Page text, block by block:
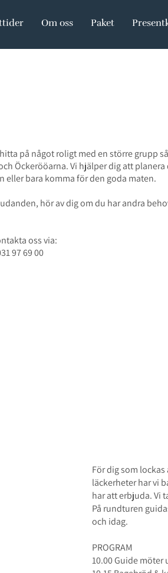
Om oss Paket
på något roligt med en större grupp
Öckerööarna. Vi hjälper dig att
eller bara komma för den goda maten.
hör av dig om du har andra
oss via:
97 69 00
För dig som
läckerheter har vi
har att erbjuda. Vi
På rundturen
och idag.​
PROGRAM
10.00 Guide möter